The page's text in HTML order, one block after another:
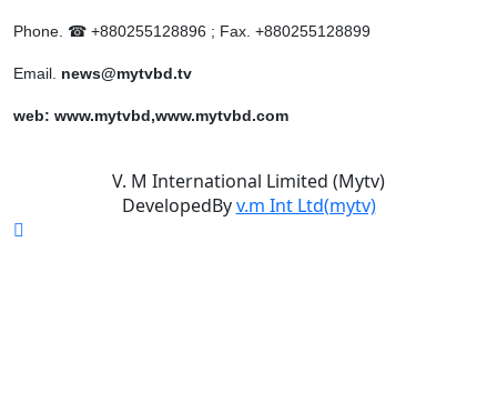
Phone. ☎ +880255128896 ; Fax. +880255128899
Email. news@mytvbd.tv
web: www.mytvbd,www.mytvbd.com
V. M International Limited (Mytv)
DevelopedByv.m Int Ltd(mytv)